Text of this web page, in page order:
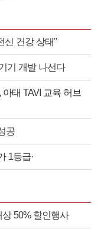
신 건강 상태"
기 개발 나선다
태 TAVI 교육 허브
공
1등급·
50% 할인행사